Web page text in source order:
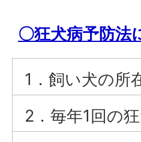
〇狂犬病予防法
1．飼い犬の所
2．毎年1回の